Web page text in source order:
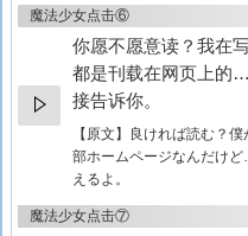
魔法少女点击⑥
你愿不愿意读？我在
都是刊载在网页上的
接告诉你。
【原文】
良ければ読む？
部ホームページなんだけ
えるよ。
魔法少女点击⑦